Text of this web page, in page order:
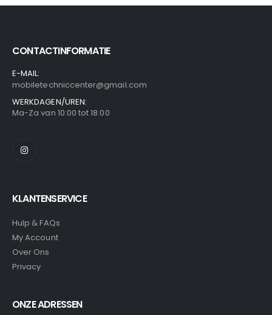
CONTACTINFORMATIE
E-MAIL:
mobiletechniccenter@gmail.com
WERKDAGEN/UREN:
Ma-Za van 10:00 tot 18:00
KLANTENSERVICE
Hulp & FAQs
My Account
Over Ons
Privacy
ONZE ADRESSEN